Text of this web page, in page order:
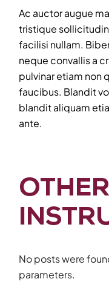
Ac auctor augue
tristique
facilisi nullam.
neque convallis a
pulvinar etiam non
faucibus. Blandit
blandit aliquam
ante.
OTHER
No posts were
parameters.